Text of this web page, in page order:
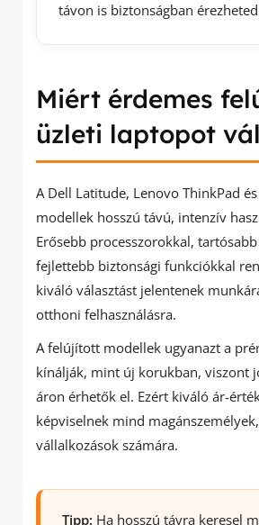
távon is biztonságban
Miért érdemes
üzleti laptopot
A Dell Latitude, Lenovo ThinkPad
modellek hosszú távú, intenzív
Erősebb processzorokkal,
fejlettebb biztonsági funkciókkal
kiváló választást jelentenek
otthoni felhasználásra.
A felújított modellek ugyanazt a
kínálják, mint új korukban, viszont
áron érhetők el. Ezért kiváló ár-
képviselnek mind
vállalkozások számára.
Tipp: Ha hosszú távra keresel